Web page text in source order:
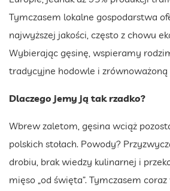
Tymczasem lokalne gospodarstwa
najwyższej jakości, często z chowu
Wybierając gęsinę, wspieramy
tradycyjne hodowle i zrównoważoną
Dlaczego jemy ją tak rzadko?
Wbrew zaletom, gęsina wciąż
polskich stołach. Powody?
drobiu, brak wiedzy kulinarnej i
mięso „od święta”. Tymczasem